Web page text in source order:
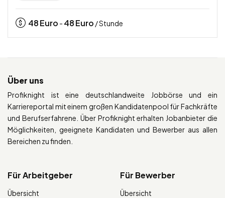
48Euro - 48Euro / Stunde
Über uns
Profiknight ist eine deutschlandweite Jobbörse und ein
Karriereportal mit einem großen Kandidatenpool für Fachkräfte
und Berufserfahrene. Über Profiknight erhalten Jobanbieter die
Möglichkeiten, geeignete Kandidaten und Bewerber aus allen
Bereichen zu finden.
Für Arbeitgeber
Übersicht
Für Bewerber
Übersicht